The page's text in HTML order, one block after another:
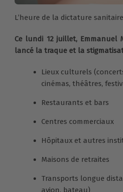
L’heure de la dictature
Ce lundi 12 juillet, Emmanuel
lancé la traque et la
Lieux culturels
cinémas, théâtres,
Restaurants et bars
Centres commerciaux
Hôpitaux et autres
Maisons de retraites
Transports longue
avion, bateau)